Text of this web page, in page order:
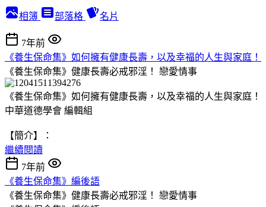
相簿 部落格 名片
7年前
《養生保命集》如何擁有健康長壽，以及幸福的人生與家庭！
《養生保命集》健康長壽必戒邪淫！ 戀愛情事
《養生保命集》如何擁有健康長壽，以及幸福的人生與家庭！
中華道德學會 編輯組
【簡介】：
繼續閱讀
7年前
《養生保命集》編後語
《養生保命集》健康長壽必戒邪淫！ 戀愛情事